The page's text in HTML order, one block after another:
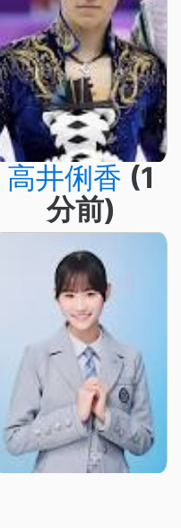
高井俐香 (1
分前)